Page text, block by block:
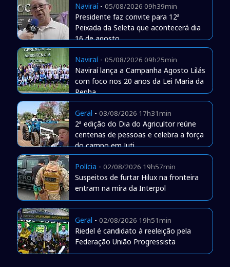
Naviraí- 05/08/2026 09h39min
Presidente faz convite para 12ª
Peixada da Seleta que acontecerá dia
16 de agosto
Naviraí- 05/08/2026 09h25min
Naviraí lança a Campanha Agosto Lilás
com foco nos 20 anos da Lei Maria da
Penha
Geral - 03/08/2026 17h31min
2ª edição do Dia do Agricultor reúne
centenas de pessoas e celebra a força
do campo em Juti
Polícia - 02/08/2026 19h57min
Suspeitos de furtar Hilux na fronteira
entram na mira da Interpol
Geral - 02/08/2026 19h51min
Riedel é candidato à reeleição pela
Federação União Progressista